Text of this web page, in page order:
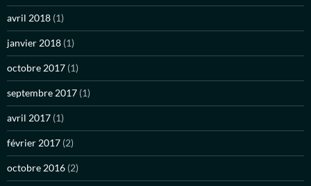
avril 2018 (1)
janvier 2018 (1)
octobre 2017 (1)
septembre 2017 (1)
avril 2017 (1)
février 2017 (2)
octobre 2016 (2)